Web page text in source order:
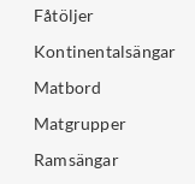
Fåtöljer
Kontinentalsängar
Matbord
Matgrupper
Ramsängar